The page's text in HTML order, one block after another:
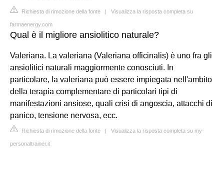
Richiesta di rimozione della fonte | Visualizza la risposta completa su
farmaenergy.com
Qual è il migliore ansiolitico naturale?
Valeriana. La valeriana (Valeriana officinalis) è uno fra gli
ansiolitici naturali maggiormente conosciuti. In
particolare, la valeriana può essere impiegata nell'ambito
della terapia complementare di particolari tipi di
manifestazioni ansiose, quali crisi di angoscia, attacchi di
panico, tensione nervosa, ecc.
Richiesta di rimozione della fonte | Visualizza la risposta completa su my-
personaltrainer.it